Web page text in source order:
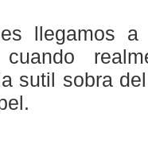
llegamos
sutil sobra